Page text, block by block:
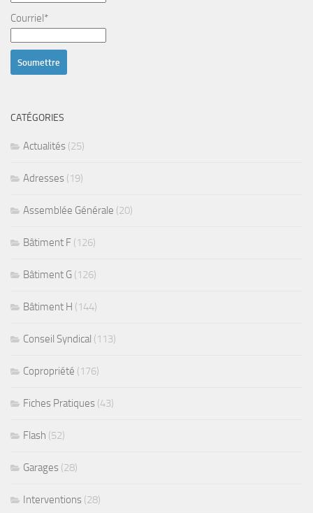
Courriel*
CATÉGORIES
Actualités (25)
Adresses (19)
Assemblée Générale (20)
Bâtiment F (126)
Bâtiment G (126)
Bâtiment H (144)
Conseil Syndical (113)
Copropriété (176)
Fiches Pratiques (43)
Flash (52)
Garages (28)
Interventions (28)